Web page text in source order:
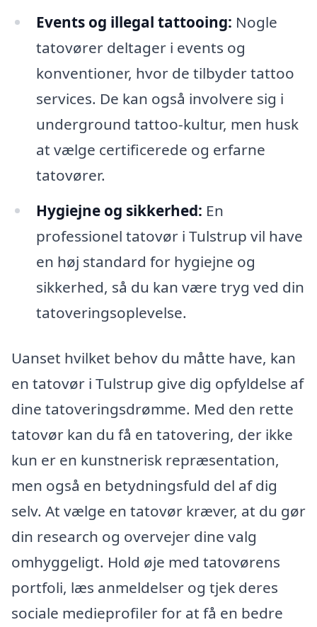
Events og illegal tattooing: Nogle
tatovører deltager i events og
konventioner, hvor de tilbyder tattoo
services. De kan også involvere sig i
underground tattoo-kultur, men husk
at vælge certificerede og erfarne
tatovører.
Hygiejne og sikkerhed: En
professionel tatovør i Tulstrup vil have
en høj standard for hygiejne og
sikkerhed, så du kan være tryg ved din
tatoveringsoplevelse.
Uanset hvilket behov du måtte have, kan
en tatovør i Tulstrup give dig opfyldelse af
dine tatoveringsdrømme. Med den rette
tatovør kan du få en tatovering, der ikke
kun er en kunstnerisk repræsentation,
men også en betydningsfuld del af dig
selv. At vælge en tatovør kræver, at du gør
din research og overvejer dine valg
omhyggeligt. Hold øje med tatovørens
portfoli, læs anmeldelser og tjek deres
sociale medieprofiler for at få en bedre